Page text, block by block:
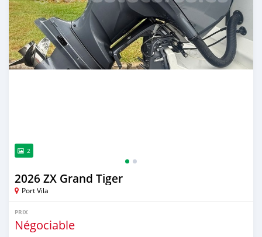
2
2026 ZX Grand Tiger
Port Vila
PRIX
Négociable